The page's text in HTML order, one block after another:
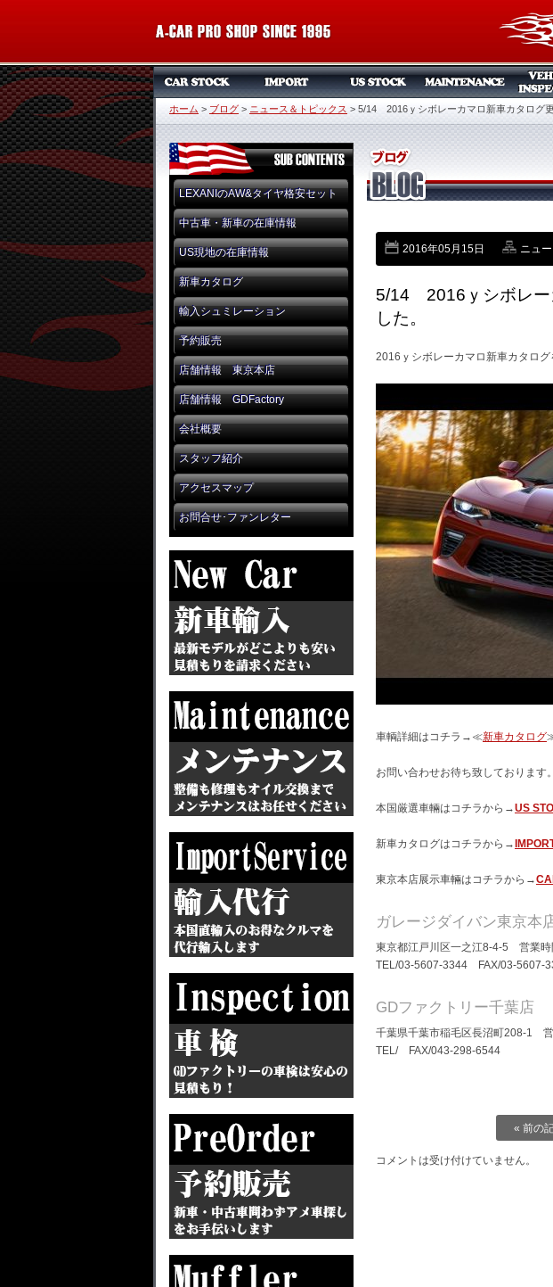
ホーム > ブログ > ニュース＆トピックス > 5/14 2016ｙシボレーカマロ新車カタログ更
LEXANIのAW&タイヤ格安セット
中古車・新車の在庫情報
US現地の在庫情報
新車カタログ
輸入シュミレーション
予約販売
店舗情報 東京本店
店舗情報 GDFactory
会社概要
スタッフ紹介
アクセスマップ
お問合せ･ファンレター
2016年05月15日 ニュ
5/14 2016ｙシボレー
した。
2016ｙシボレーカマロ新車カタログ
車輌詳細はコチラ→≪新車カタログ
お問い合わせお待ち致しております。
本国厳選車輛はコチラから→US
新車カタログはコチラから→
東京本店展示車輛はコチラから→
ガレージダイバン東京本
東京都江戸川区一之江8-4-5 営業
TEL/03-5607-3344 FAX/03-5607-
GDファクトリー千葉店
千葉県千葉市稲毛区長沼町208-1
TEL/ FAX/043-298-6544
« 前の
コメントは受け付けていません。